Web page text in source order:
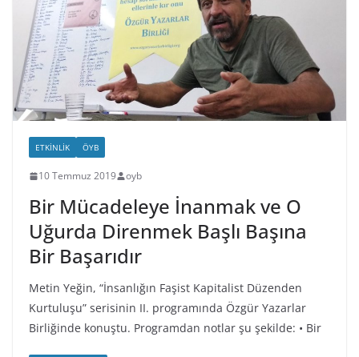
ETKINLIK ÖYB
10 Temmuz 2019 oyb
Bir Mücadeleye İnanmak ve O
Uğurda Direnmek Başlı Başına
Bir Başarıdır
Metin Yeğin, “İnsanlığın Faşist Kapitalist Düzenden
Kurtuluşu” serisinin II. programında Özgür Yazarlar
Birliğinde konuştu. Programdan notlar şu şekilde: • Bir